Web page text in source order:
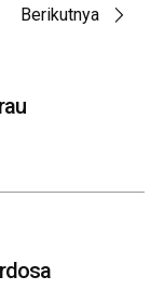
Berikutnya